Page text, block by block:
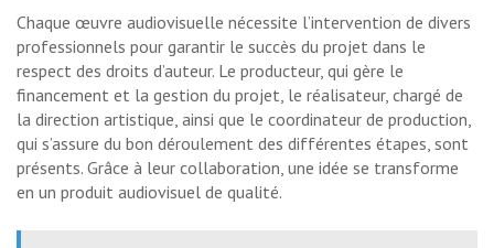
Chaque œuvre audiovisuelle nécessite l’intervention de divers
professionnels pour garantir le succès du projet dans le
respect des droits d’auteur. Le producteur, qui gère le
financement et la gestion du projet, le réalisateur, chargé de
la direction artistique, ainsi que le coordinateur de production,
qui s’assure du bon déroulement des différentes étapes, sont
présents. Grâce à leur collaboration, une idée se transforme
en un produit audiovisuel de qualité.